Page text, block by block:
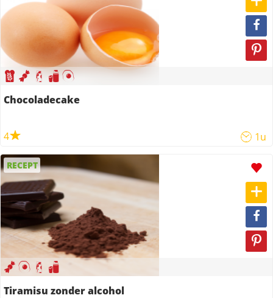
Chocoladecake
4 1u
RECEPT
Tiramisu zonder alcohol